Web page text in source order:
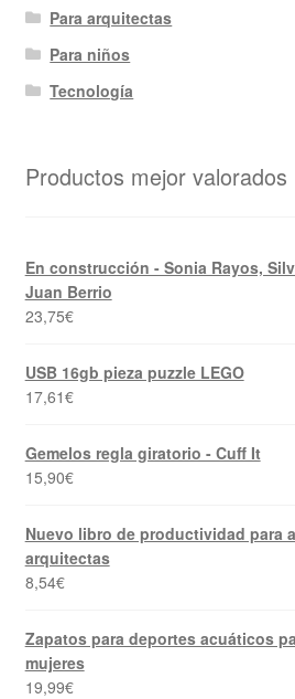
Para arquitectas
Para niños
Tecnología
Productos mejor valorados
En construcción - Sonia Rayos,
Juan Berrio
23,75€
USB 16gb pieza puzzle LEGO
17,61€
Gemelos regla giratorio - Cuff It
15,90€
Nuevo libro de productividad para
arquitectas
8,54€
Zapatos para deportes acuáticos
mujeres
19,99€